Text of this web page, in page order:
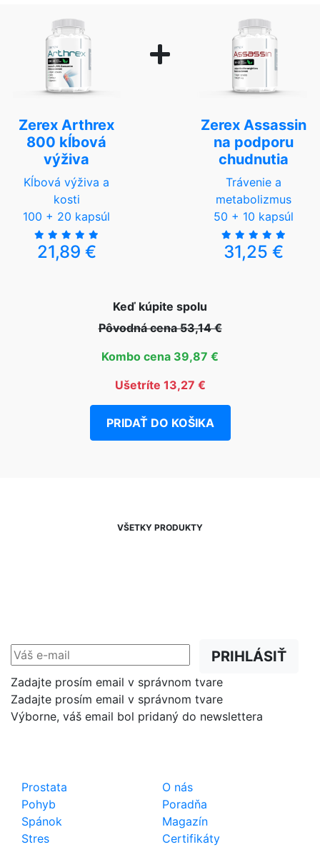
Zerex Arthrex
800 kĺbová
výživa
Kĺbová výživa a
kosti
100 + 20 kapsúl
21,89 €
Zerex Assassin
na podporu
chudnutia
Trávenie a
metabolizmus
50 + 10 kapsúl
31,25 €
Keď kúpite spolu
Pôvodná cena 53,14 €
Kombo cena 39,87 €
Ušetríte 13,27 €
PRIDAŤ DO KOŠIKA
VŠETKY PRODUKTY
PRIHLÁSIŤ
Zadajte prosím email v správnom tvare
Zadajte prosím email v správnom tvare
Výborne, váš email bol pridaný do newslettera
Prostata
Pohyb
Spánok
Stres
O nás
Poradňa
Magazín
Certifikáty